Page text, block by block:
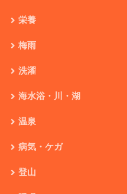
栄養
梅雨
洗濯
海水浴・川・湖
温泉
病気・ケガ
登山